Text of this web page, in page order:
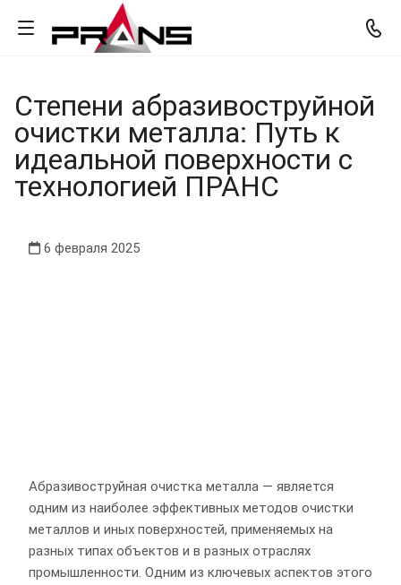
Степени абразивоструйной
очистки металла: Путь к
идеальной поверхности с
технологией ПРАНС
6 февраля 2025
Абразивоструйная очистка металла — является
одним из наиболее эффективных методов очистки
металлов и иных поверхностей, применяемых на
разных типах объектов и в разных отраслях
промышленности. Одним из ключевых аспектов этого